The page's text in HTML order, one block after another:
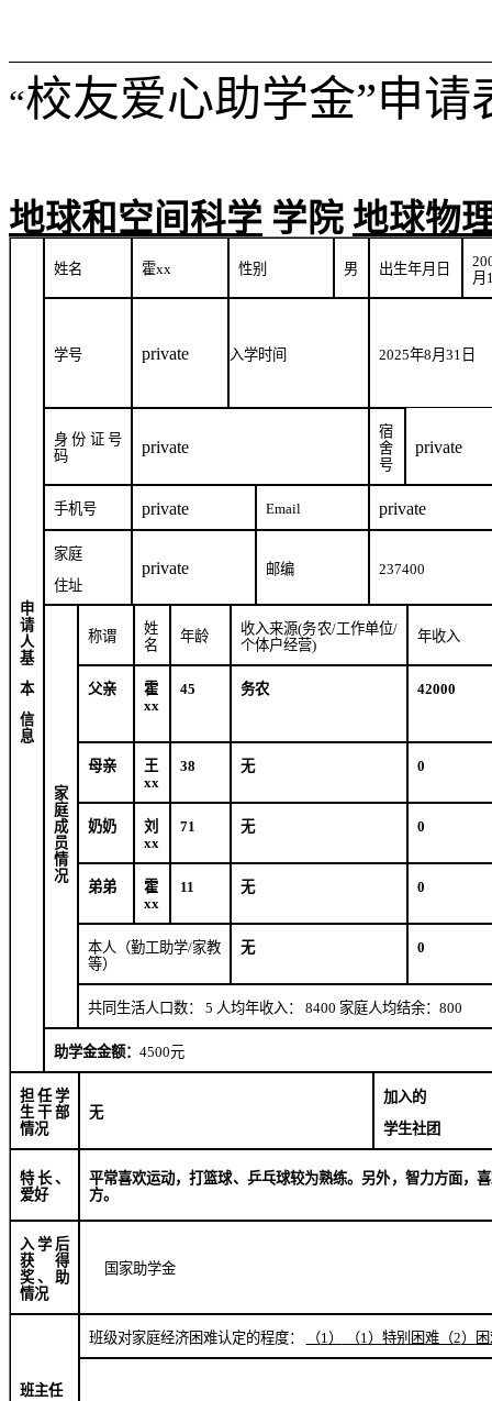
“校友爱心助学金”申请
地球和空间科学 学院 地球物
申
请
人
基
本
信
息
姓名 霍xx 性别 男 出生年月日
月
学号 private 入学时间 2025年8月 31 日
身份证号
码
private
宿
舍
号
private
手机号 private Email private
家庭
住址
private 邮编 237400
家
庭
成
员
情
况
称谓
姓
名
年龄 收入来源(务农/工作单位/
个体户经营)
年收入
父亲
霍
xx
45 务农 42000
母亲
王
xx
38 无 0
奶奶
刘
xx
71 无 0
弟弟
霍
xx
11 无 0
本人（勤工助学/家教
等）
无 0
共同生活人口数： 5 人均年收入： 8400 家庭人均结余： 800
助学金金额： 4500元
担任学
生干部
情况
无
加入的
学生社团
特长、
爱好
平常喜欢运动，打篮球、乒乓球较为熟练。另外，智力方面，
方。
入学后
获得
奖、助
情况
国家助学金
班主任
班级对家庭经济困难认定的程度： （1） （1）特别困难（2）